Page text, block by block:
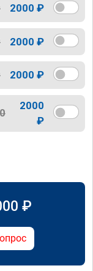
2000 ₽
2000 ₽
2000 ₽
2000
₽
₽